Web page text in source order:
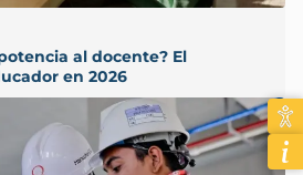
al docente? El
en 2026